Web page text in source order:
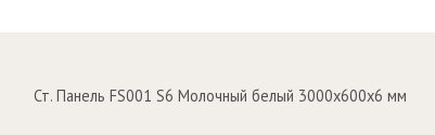
Ст. Панель FS001 S6 Молочный белый 3000х600х6 мм